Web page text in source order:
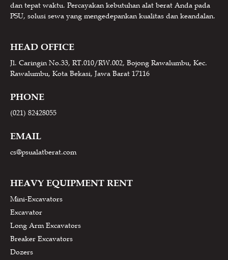
dan tepat waktu. Percayakan kebutuhan alat berat Anda pada
PSU, solusi sewa yang mengedepankan kualitas dan keandalan.
HEAD OFFICE
Jl. Caringin No.33, RT.010/RW.002, Bojong Rawalumbu, Kec.
Rawalumbu, Kota Bekasi, Jawa Barat 17116
PHONE
(021) 82428055
EMAIL
cs@psualatberat.com
HEAVY EQUIPMENT RENT
Mini-Excavators
Excavator
Long Arm Excavators
Breaker Excavators
Dozers